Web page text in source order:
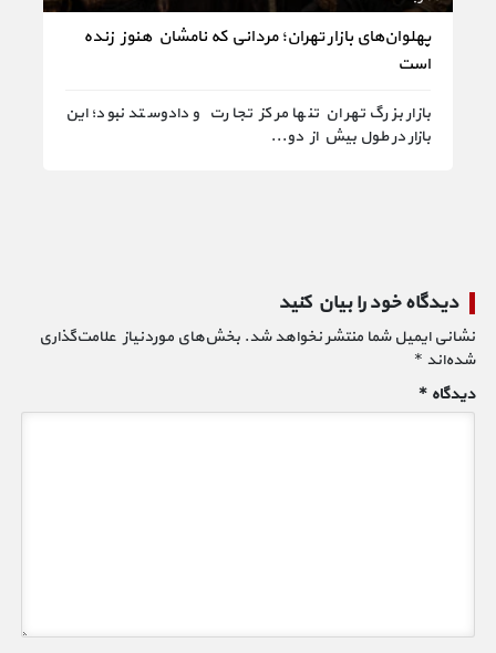
پهلوان‌های بازار تهران؛ مردانی که نامشان هنوز زنده
است
بازار بزرگ تهران تنها مرکز تجارت و دادوستد نبود؛ این
بازار در طول بیش از دو...
دیدگاه خود را بیان کنید
نشانی ایمیل شما منتشر نخواهد شد. بخش‌های موردنیاز علامت‌گذاری
شده‌اند *
دیدگاه*